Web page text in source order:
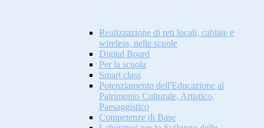
Realizzazione di reti locali, cablate e
wireless, nelle scuole
Digital Board
Per la scuola
Smart class
Potenziamento dell'Educazione al
Patrimonio Culturale, Artistico,
Paesaggistico
Competenze di Base